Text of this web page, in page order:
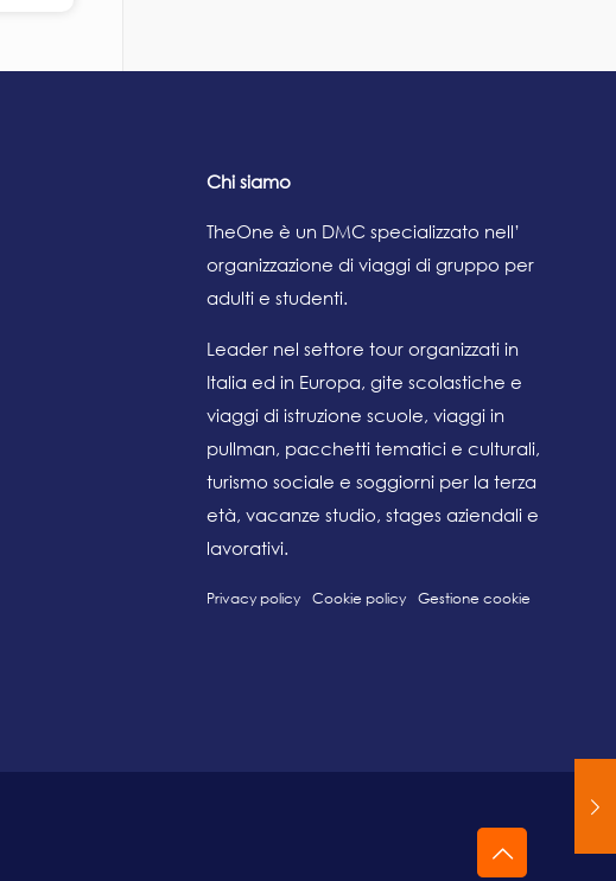
Chi siamo
TheOne è un DMC specializzato nell’
organizzazione di viaggi di gruppo per
adulti e studenti.
Leader nel settore tour organizzati in
Italia ed in Europa, gite scolastiche e
viaggi di istruzione scuole, viaggi in
pullman, pacchetti tematici e culturali,
turismo sociale e soggiorni per la terza
età, vacanze studio, stages aziendali e
lavorativi.
Privacy policy Cookie policy Gestione cookie